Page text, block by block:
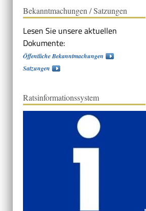
Bekanntmachungen / Satzungen
Lesen Sie unsere aktuellen
Dokumente:
Öffentliche Bekanntmachungen
Satzungen
Ratsinformationssystem